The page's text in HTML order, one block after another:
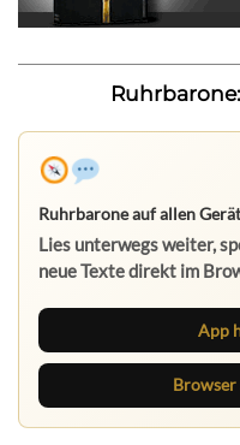
Ruhrbarone auf allen
Lies unterwegs weiter,
neue Texte direkt im
App